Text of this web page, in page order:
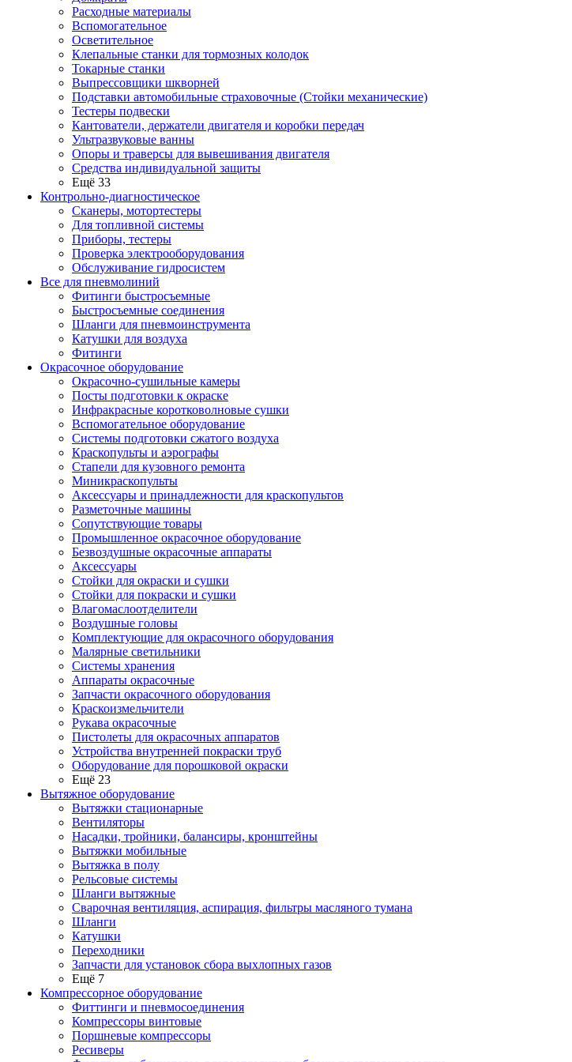
Расходные материалы
Вспомогательное
Осветительное
Клепальные станки для тормозных колодок
Токарные станки
Выпрессовщики шкворней
Подставки автомобильные страховочные (Стойки механические)
Тестеры подвески
Кантователи, держатели двигателя и коробки передач
Ультразвуковые ванны
Опоры и траверсы для вывешивания двигателя
Средства индивидуальной защиты
Ещё 33
Контрольно-диагностическое
Сканеры, мотортестеры
Для топливной системы
Приборы, тестеры
Проверка электрооборудования
Обслуживание гидросистем
Все для пневмолиний
Фитинги быстросъемные
Быстросъемные соединения
Шланги для пневмоинструмента
Катушки для воздуха
Фитинги
Окрасочное оборудование
Окрасочно-сушильные камеры
Посты подготовки к окраске
Инфракрасные коротковолновые сушки
Вспомогательное оборудование
Системы подготовки сжатого воздуха
Краскопульты и аэрографы
Стапели для кузовного ремонта
Миникраскопульты
Аксессуары и принадлежности для краскопультов
Разметочные машины
Сопутствующие товары
Промышленное окрасочное оборудование
Безвоздушные окрасочные аппараты
Аксессуары
Стойки для окраски и сушки
Стойки для покраски и сушки
Влагомаслоотделители
Воздушные головы
Комплектующие для окрасочного оборудования
Малярные светильники
Системы хранения
Аппараты окрасочные
Запчасти окрасочного оборудования
Краскоизмельчители
Рукава окрасочные
Пистолеты для окрасочных аппаратов
Устройства внутренней покраски труб
Оборудование для порошковой окраски
Ещё 23
Вытяжное оборудование
Вытяжки стационарные
Вентиляторы
Насадки, тройники, балансиры, кронштейны
Вытяжки мобильные
Вытяжка в полу
Рельсовые системы
Шланги вытяжные
Сварочная вентиляция, аспирация, фильтры масляного тумана
Шланги
Катушки
Переходники
Запчасти для установок сбора выхлопных газов
Ещё 7
Компрессорное оборудование
Фиттинги и пневмосоединения
Компрессоры винтовые
Поршневые компрессоры
Ресиверы